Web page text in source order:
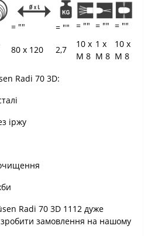
= "" = "" = "" = "" = ""
80 x 120 2,7
10 x
M 8
1 x
M 8
10 x
M 8
Radi 70 3D:
іржу
Radi 70 3D 1112 дуже
замовлення на нашому